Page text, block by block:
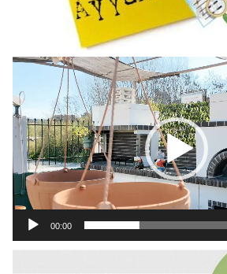
Πρόγραμμα
Αναπαραγωγής
Βίντεο
00:00